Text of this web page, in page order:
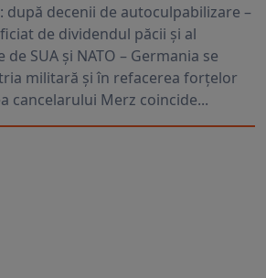
după decenii de autoculpabilizare –
de dividendul păcii și al
SUA și NATO – Germania se
militară și în refacerea forțelor
cancelarului Merz coincide...